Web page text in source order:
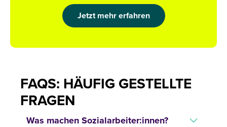
Jetzt mehr erfahren
FAQS: HÄUFIG GESTELLTE
FRAGEN
Was machen Sozialarbeiter:innen?